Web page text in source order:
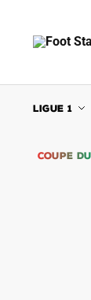
navigation
content
LIGUE 1
COUPE